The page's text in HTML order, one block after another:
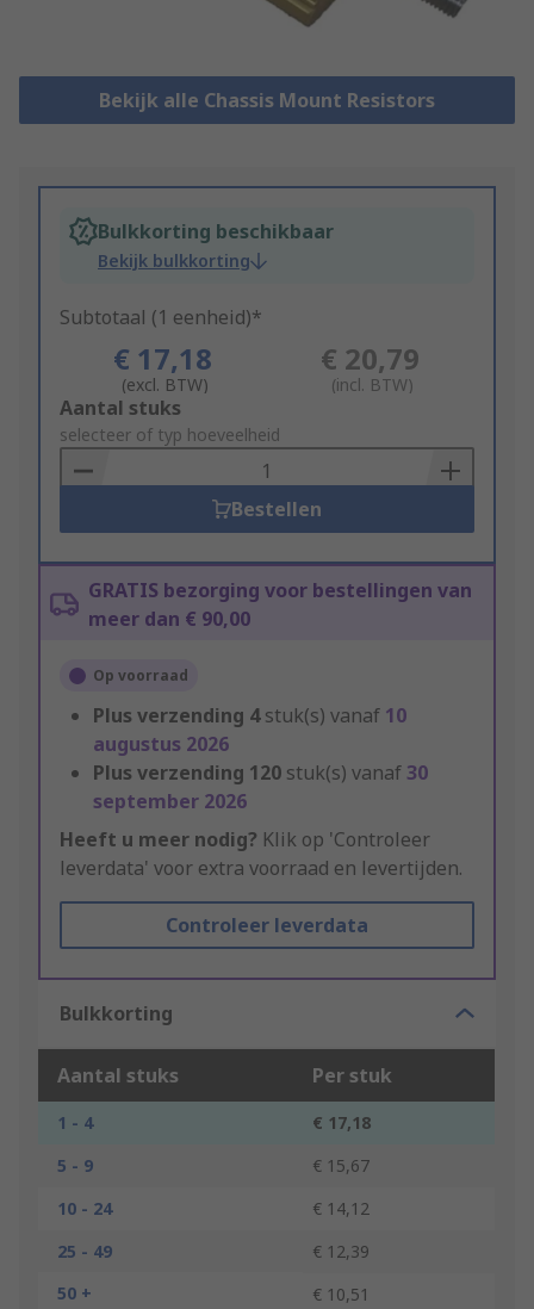
Bekijk alle Chassis Mount Resistors
Bulkkorting beschikbaar
Bekijk bulkkorting
Subtotaal (1 eenheid)*
€ 17,18
(excl. BTW)
€ 20,79
(incl. BTW)
Add
to
Basket
Aantal stuks
selecteer of typ hoeveelheid
Bestellen
GRATIS bezorging voor bestellingen van
meer dan € 90,00
Op voorraad
Plus verzending 4stuk(s) vanaf 10
augustus 2026
Plus verzending 120 stuk(s) vanaf30
september 2026
Heeft u meer nodig? Klik op 'Controleer
leverdata' voor extra voorraad en levertijden.
Controleer leverdata
Bulkkorting
Aantal stuks Per stuk
1 - 4
€ 17,18
5 - 9
€ 15,67
10 - 24
€ 14,12
25 - 49
€ 12,39
50 +
€ 10,51